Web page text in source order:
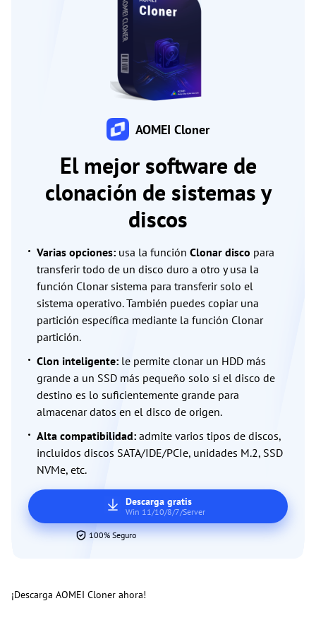
AOMEI Cloner
El mejor software de
clonación de sistemas y
discos
Varias opciones: usa la función Clonar disco para
transferir todo de un disco duro a otro y usa la
función Clonar sistema para transferir solo el
sistema operativo. También puedes copiar una
partición específica mediante la función Clonar
partición.
Clon inteligente: le permite clonar un HDD más
grande a un SSD más pequeño solo si el disco de
destino es lo suficientemente grande para
almacenar datos en el disco de origen.
Alta compatibilidad: admite varios tipos de discos,
incluidos discos SATA/IDE/PCIe, unidades M.2, SSD
NVMe, etc.
Descarga gratis
Win 11/10/8/7/Server
100% Seguro
¡Descarga AOMEI Cloner ahora!